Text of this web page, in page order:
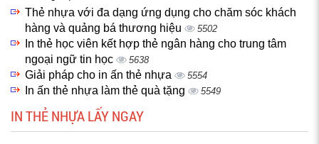
Thẻ nhựa với đa dạng ứng dụng cho chăm sóc khách
hàng và quảng bá thương hiệu
5502
In thẻ học viên kết hợp thẻ ngân hàng cho trung tâm
ngoại ngữ tin học
5638
Giải pháp cho in ấn thẻ nhựa 5554
In ấn thẻ nhựa làm thẻ quà tặng 5549
IN THẺ NHỰA LẤY NGAY